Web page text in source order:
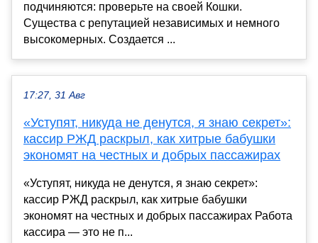
подчиняются: проверьте на своей Кошки.
Существа с репутацией независимых и немного
высокомерных. Создается ...
17:27, 31 Авг
«Уступят, никуда не денутся, я знаю секрет»:
кассир РЖД раскрыл, как хитрые бабушки
экономят на честных и добрых пассажирах
«Уступят, никуда не денутся, я знаю секрет»:
кассир РЖД раскрыл, как хитрые бабушки
экономят на честных и добрых пассажирах Работа
кассира — это не п...